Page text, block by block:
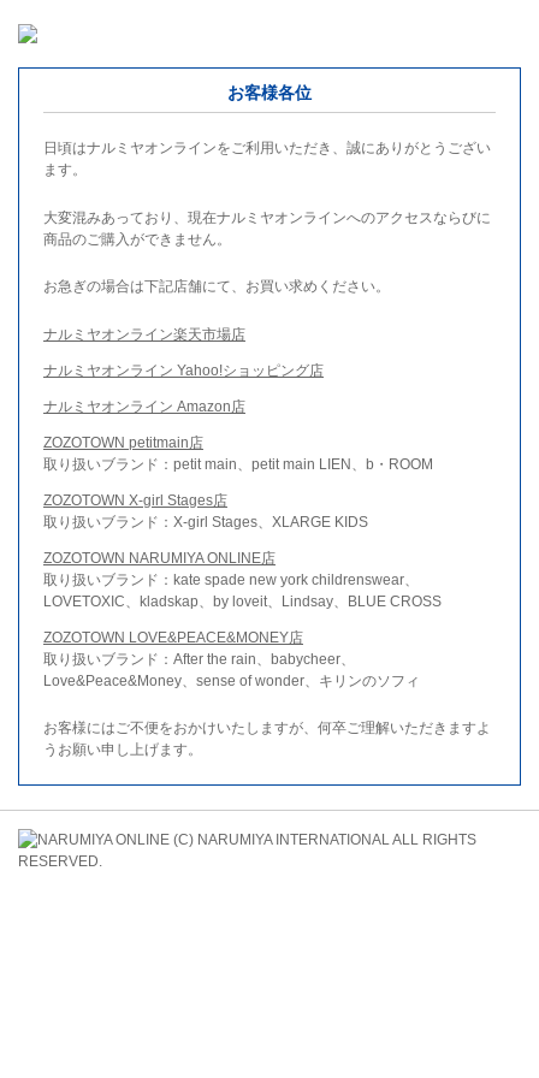
お客様各位
日頃はナルミヤオンラインをご利用いただき、誠にありがとうござい
ます。
大変混みあっており、現在ナルミヤオンラインへのアクセスならびに
商品のご購入ができません。
お急ぎの場合は下記店舗にて、お買い求めください。
ナルミヤオンライン楽天市場店
ナルミヤオンライン Yahoo!ショッピング店
ナルミヤオンライン Amazon店
ZOZOTOWN petitmain店
取り扱いブランド：petit main、petit main LIEN、b・ROOM
ZOZOTOWN X-girl Stages店
取り扱いブランド：X-girl Stages、XLARGE KIDS
ZOZOTOWN NARUMIYA ONLINE店
取り扱いブランド：kate spade new york childrenswear、
LOVETOXIC、kladskap、by loveit、Lindsay、BLUE CROSS
ZOZOTOWN LOVE&PEACE&MONEY店
取り扱いブランド：After the rain、babycheer、
Love&Peace&Money、sense of wonder、キリンのソフィ
お客様にはご不便をおかけいたしますが、何卒ご理解いただきますよ
うお願い申し上げます。